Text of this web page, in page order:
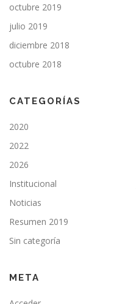
octubre 2019
julio 2019
diciembre 2018
octubre 2018
CATEGORÍAS
2020
2022
2026
Institucional
Noticias
Resumen 2019
Sin categoría
META